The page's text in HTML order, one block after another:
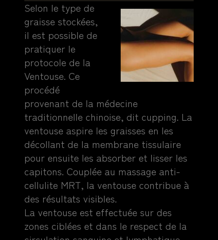
Selon le type de
graisse stockées,
il est possible de
pratiquer le
protocole de la
Ventouse. Ce
procédé
provenant de la médecine
traditionnelle chinoise, dit cupping. La
ventouse aspire les graisses en les
décollant de la membrane tissulaire
pour ensuite les absorber et lisser les
capitons. Couplée au massage anti-
cellulite MRT, la ventouse contribue à
des résultats visibles.
La ventouse est effectuée sur des
zones ciblées et dans le respect de la